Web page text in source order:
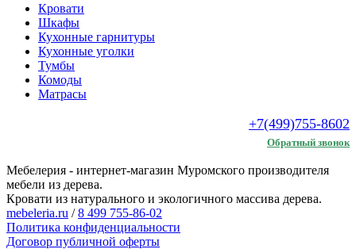
Кровати
Шкафы
Кухонные гарнитуры
Кухонные уголки
Тумбы
Комоды
Матрасы
+7(499)755-8602
Обратный звонок
Мебелерия - интернет-магазин Муромского производителя
мебели из дерева.
Кровати из натурального и экологичного массива дерева.
mebeleria.ru /8 499 755-86-02
Политика конфиденциальности
Договор публичной оферты